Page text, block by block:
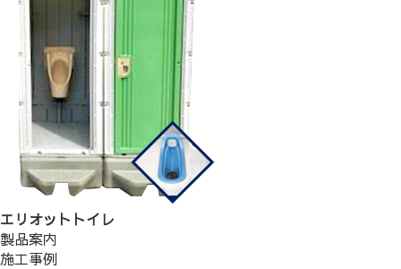
エリオットトイレ
製品案内
施工事例